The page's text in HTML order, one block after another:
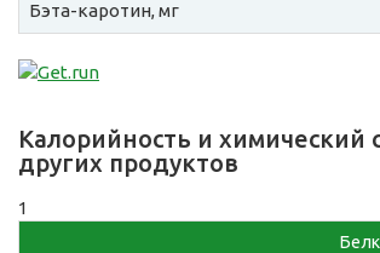
Бэта-каротин, мг
Калорийность и химический
других продуктов
1